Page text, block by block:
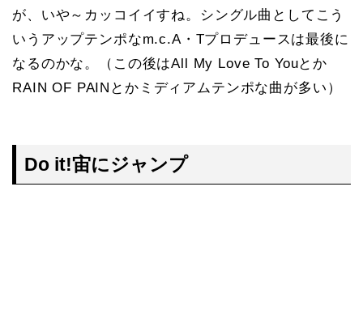
が、いや～カッコイイすね。シングル曲としてこう
いうアップテンポなm.c.A・Tプロデュースは最後に
なるのかな。（この後はAll My Love To Youとか
RAIN OF PAINとかミディアムテンポな曲が多い）
Do it!宙にジャンプ